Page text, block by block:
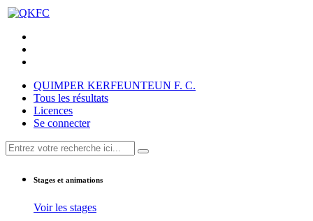
QUIMPER KERFEUNTEUN F. C.
Tous les résultats
Licences
Se connecter
Stages et animations
Voir les stages